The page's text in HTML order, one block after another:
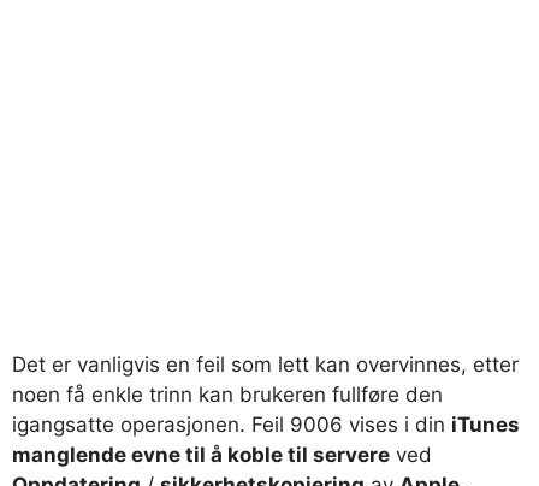
Det er vanligvis en feil som lett kan overvinnes, etter
noen få enkle trinn kan brukeren fullføre den
igangsatte operasjonen. Feil 9006 vises i din iTunes
manglende evne til å koble til servere ved